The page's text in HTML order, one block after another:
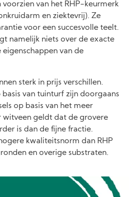
van het RHP-keurmerk
en ziektevrij). Ze
voor een succesvolle teelt.
namelijk niets over de exacte
van de
sterk in prijs verschillen.
van tuinturf zijn doorgaans
op basis van het meer
witveen geldt dat de grovere
is dan de fijne fractie.
kwaliteitsnorm dan RHP
en overige substraten.